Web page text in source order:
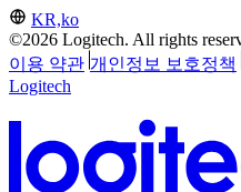
KR,ko
©2026 Logitech. All rights
이용 약관 개인정보 보호정책
Logitech